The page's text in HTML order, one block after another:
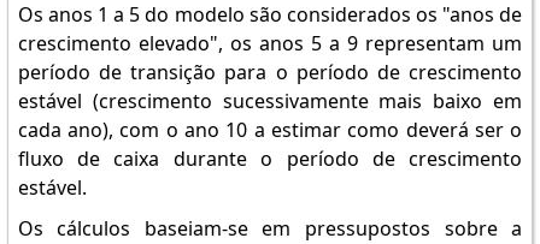
Os anos 1 a 5 do modelo são considerados os "anos de
crescimento elevado", os anos 5 a 9 representam um
período de transição para o período de crescimento
estável (crescimento sucessivamente mais baixo em
cada ano), com o ano 10 a estimar como deverá ser o
fluxo de caixa durante o período de crescimento
estável.
Os cálculos baseiam-se em pressupostos sobre a